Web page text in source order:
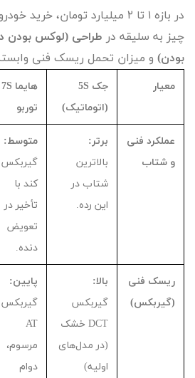
در بازه ۱ تا ۲ میلیارد تومان، خرید
چیز به سلیقه در طراحی (لوکس بودن
بودن) و میزان تحمل ریسک فنی
معیار جک S
5
(اتوماتیک)
هایما S
7
توربو
عملکرد فنی
و شتاب
برتر:
بالاترین
شتاب در
این رده.
متوسط:
گیربکس
کند با
تأخیر در
تعویض
دنده.
ریسک فنی
(گیربکس)
بالا:
گیربکس
DCT خشک
(در مدل‌های
اولیه)
پایین:
گیربکس
AT
مرسوم،
دوام